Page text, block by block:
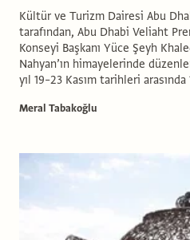
Kültür ve Turizm Dairesi Abu
tarafından, Abu Dhabi Veliaht
Konseyi Başkanı Yüce Şeyh
Nahyan’ın himayelerinde
yıl 19–23 Kasım tarihleri
Meral Tabakoğlu